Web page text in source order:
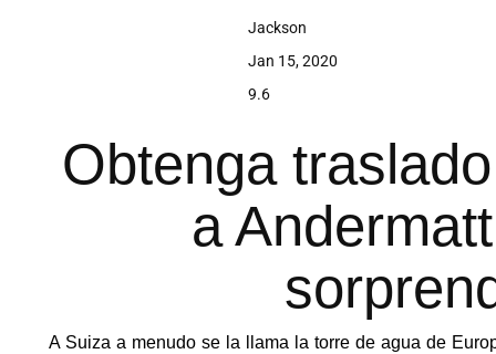
Jackson
Jan 15, 2020
9.6
Obtenga
a
A Suiza a menudo se la llama la torre de agua de